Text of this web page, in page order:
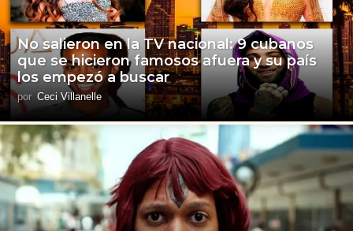
No salieron en la TV nacional: 9 cubanos
que se hicieron famosos afuera y su país
los empezó a buscar
por Ceci Villanelle